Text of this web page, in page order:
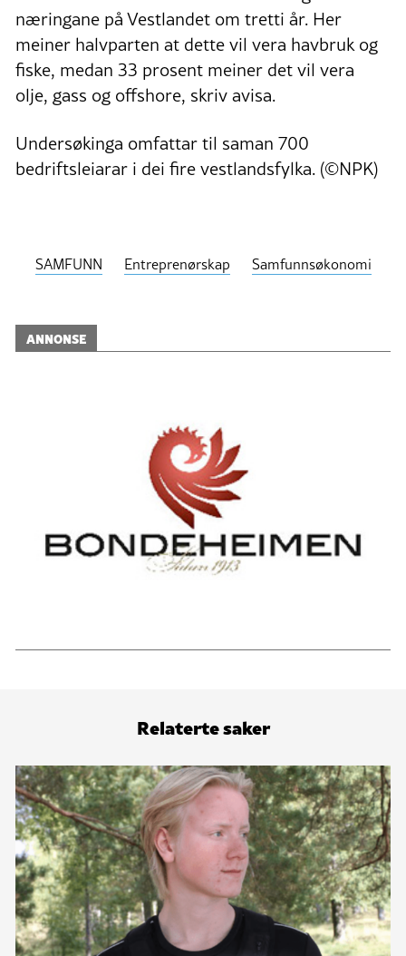
næringane på Vestlandet om tretti år. Her
meiner halvparten at dette vil vera havbruk og
fiske, medan 33 prosent meiner det vil vera
olje, gass og offshore, skriv avisa.
Undersøkinga omfattar til saman 700
bedriftsleiarar i dei fire vestlandsfylka. (©NPK)
SAMFUNN Entreprenørskap Samfunnsøkonomi
ANNONSE
Relaterte saker